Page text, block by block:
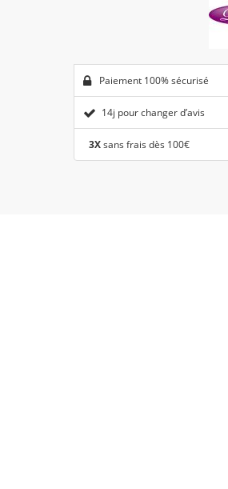
Paiement 100% sécurisé
14j pour changer d’avis
3Xsans frais dès 100€